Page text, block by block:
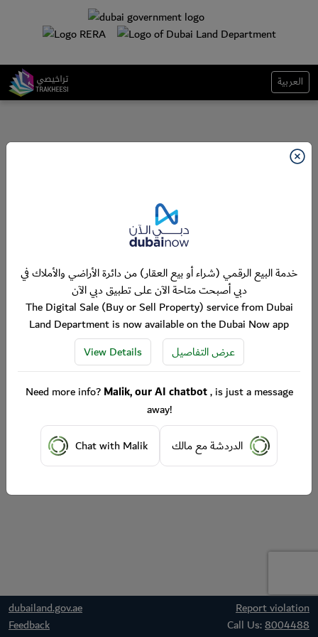
العربية
dubailand.gov.ae
Report violation
Feedback
Call Us:8004488
خدمة البيع الرقمي (شراء أو بيع العقار) من دائرة الأراضي والأملاك في
دبي أصبحت متاحة الآن على تطبيق دبي الآن
The Digital Sale (Buy or Sell Property) service from Dubai
Land Department is now available on the Dubai Now app
View Details
عرض التفاصيل
Need more info?Malik, our AI chatbot, is just a message
away!
Chat with Malik
الدردشة مع مالك